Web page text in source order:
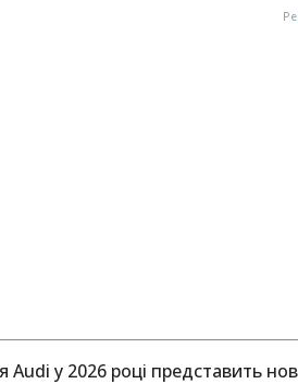
Audi у 2026 році представить